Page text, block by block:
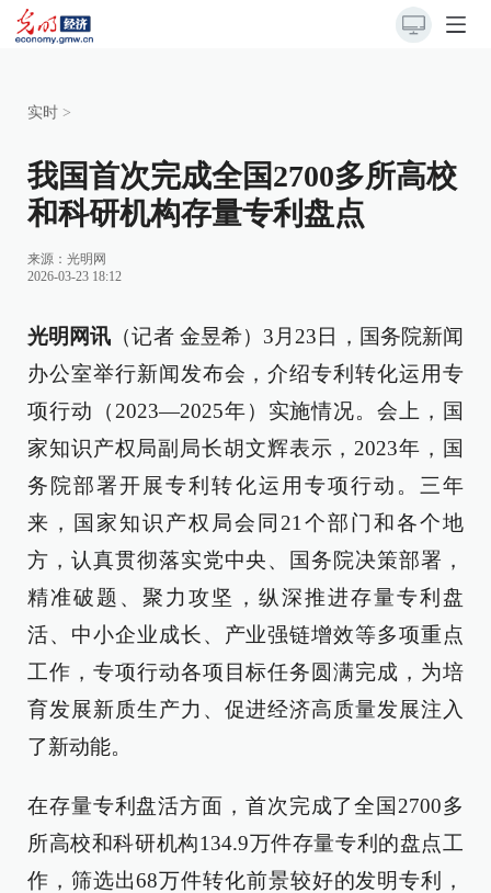
实时 >
我国首次完成全国2700多所高校
和科研机构存量专利盘点
来源： 光明网
2026-03-23 18:12
光明网讯 （记者 金昱希）3月23日，国务院新闻
办公室举行新闻发布会，介绍专利转化运用专
项行动（2023—2025年）实施情况。会上，国
家知识产权局副局长胡文辉表示，2023年，国
务院部署开展专利转化运用专项行动。三年
来，国家知识产权局会同21个部门和各个地
方，认真贯彻落实党中央、国务院决策部署，
精准破题、聚力攻坚，纵深推进存量专利盘
活、中小企业成长、产业强链增效等多项重点
工作，专项行动各项目标任务圆满完成，为培
育发展新质生产力、促进经济高质量发展注入
了新动能。
在存量专利盘活方面，首次完成了全国2700多
所高校和科研机构134.9万件存量专利的盘点工
作，筛选出68万件转化前景较好的发明专利，